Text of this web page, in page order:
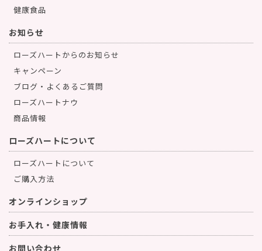
健康食品
お知らせ
ローズハートからのお知らせ
キャンペーン
ブログ・よくあるご質問
ローズハートナウ
商品情報
ローズハートについて
ローズハートについて
ご購入方法
オンラインショップ
お手入れ・健康情報